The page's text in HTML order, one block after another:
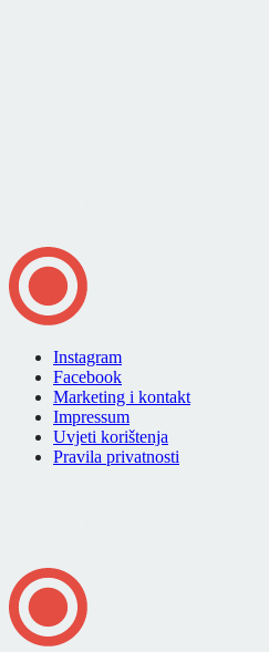
Instagram
Facebook
Marketing i kontakt
Impressum
Uvjeti korištenja
Pravila privatnosti